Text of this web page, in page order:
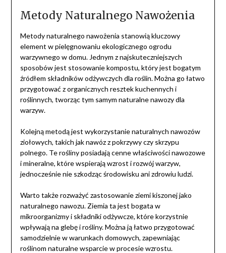
Metody Naturalnego Nawożenia
Metody naturalnego nawożenia stanowią kluczowy
element w pielęgnowaniu ekologicznego ogrodu
warzywnego w domu. Jednym z najskuteczniejszych
sposobów jest stosowanie kompostu, który jest bogatym
źródłem składników odżywczych dla roślin. Można go łatwo
przygotować z organicznych resztek kuchennych i
roślinnych, tworząc tym samym naturalne nawozy dla
warzyw.
Kolejną metodą jest wykorzystanie naturalnych nawozów
ziołowych, takich jak nawóz z pokrzywy czy skrzypu
polnego. Te rośliny posiadają cenne właściwości nawozowe
i mineralne, które wspierają wzrost i rozwój warzyw,
jednocześnie nie szkodząc środowisku ani zdrowiu ludzi.
Warto także rozważyć zastosowanie ziemi kiszonej jako
naturalnego nawozu. Ziemia ta jest bogata w
mikroorganizmy i składniki odżywcze, które korzystnie
wpływają na glebę i rośliny. Można ją łatwo przygotować
samodzielnie w warunkach domowych, zapewniając
roślinom naturalne wsparcie w procesie wzrostu.